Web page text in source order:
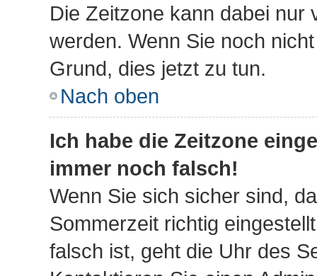
Die Zeitzone kann dabei nur
werden. Wenn Sie noch
Grund, dies jetzt zu tun.
Nach oben
Ich habe die Zeitzone
immer noch falsch!
Wenn Sie sich sicher sind,
Sommerzeit richtig
falsch ist, geht die Uhr des